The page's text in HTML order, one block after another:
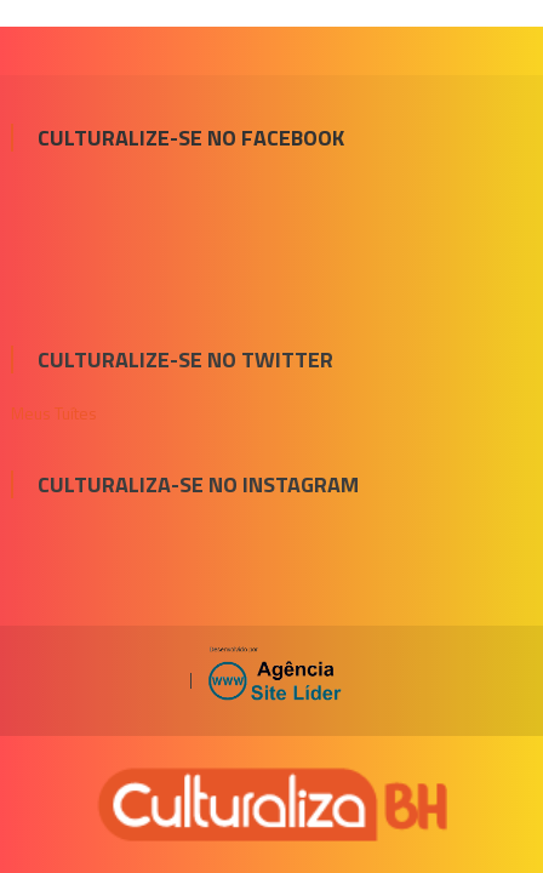
CULTURALIZE-SE NO FACEBOOK
CULTURALIZE-SE NO TWITTER
Meus Tuítes
CULTURALIZA-SE NO INSTAGRAM
|